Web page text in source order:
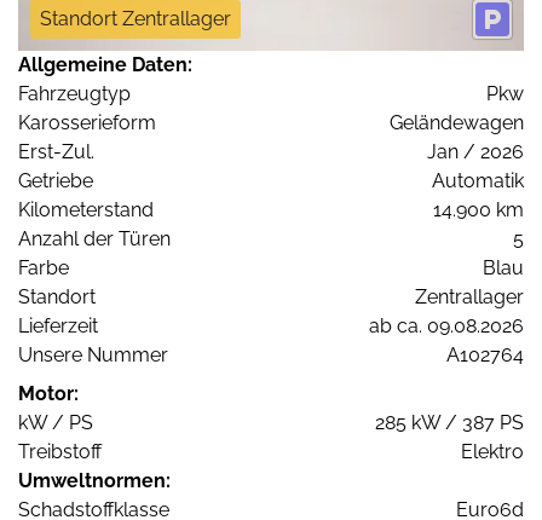
Standort Zentrallager
Allgemeine Daten:
Fahrzeugtyp
Pkw
Karosserieform
Geländewagen
Erst-Zul.
Jan / 2026
Getriebe
Automatik
Kilometerstand
14.900 km
Anzahl der Türen
5
Farbe
Blau
Standort
Zentrallager
Lieferzeit
ab ca. 09.08.2026
Unsere Nummer
A102764
Motor:
kW / PS
285 kW / 387 PS
Treibstoff
Elektro
Umweltnormen:
Schadstoffklasse
Euro6d